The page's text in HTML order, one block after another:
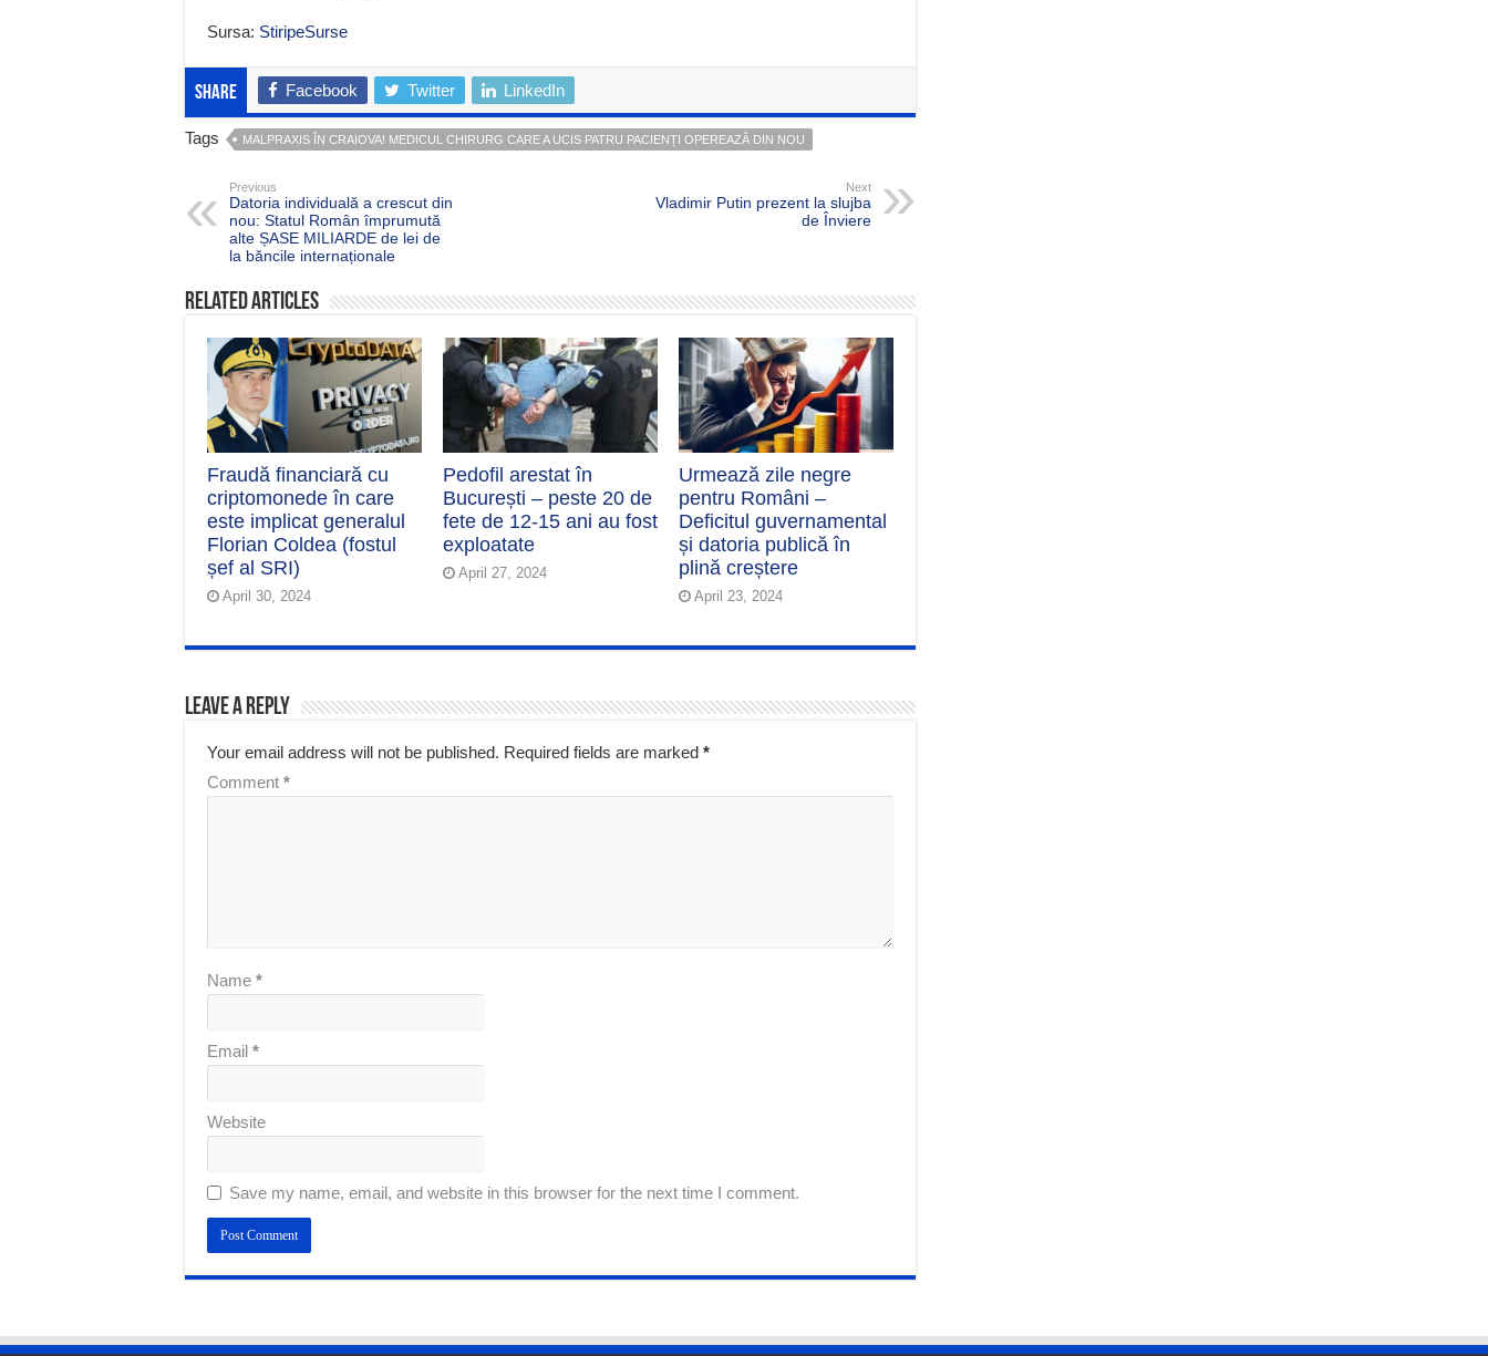
Sursa: StiripeSurse
Share Facebook Twitter LinkedIn
Tags MALPRAXIS ÎN CRAIOVA! MEDICUL CHIRURG CARE A UCIS PATRU PACIENȚI OPEREAZĂ DIN NOU
Previous
Datoria individuală a crescut din
nou: Statul Român împrumută
alte ȘASE MILIARDE de lei de
la băncile internaționale
Next
Vladimir Putin prezent la slujba
de Înviere
Related Articles
Fraudă financiară cu
criptomonede în care
este implicat generalul
Florian Coldea (fostul
șef al SRI)
April 30, 2024
Pedofil arestat în
București – peste 20 de
fete de 12-15 ani au fost
exploatate
April 27, 2024
Urmează zile negre
pentru Români –
Deficitul guvernamental
și datoria publică în
plină creștere
April 23, 2024
Leave a Reply
Your email address will not be published. Required fields are marked *
Comment *
Name *
Email *
Website
Save my name, email, and website in this browser for the next time I comment.